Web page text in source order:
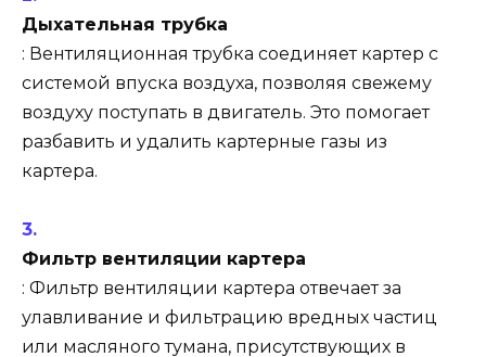
Дыхательная трубка
: Вентиляционная трубка соединяет картер с
системой впуска воздуха, позволяя свежему
воздуху поступать в двигатель. Это помогает
разбавить и удалить картерные газы из
картера.
Фильтр вентиляции картера
: Фильтр вентиляции картера отвечает за
улавливание и фильтрацию вредных частиц
или масляного тумана, присутствующих в